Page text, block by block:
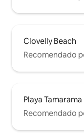
Clovelly Beach
Recomendado
Playa Tamarama
Recomendado